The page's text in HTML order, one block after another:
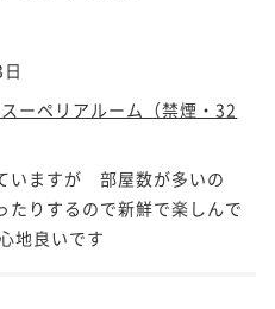
ーペリアルーム（禁煙・32
いますが 部屋数が多いの
りするので新鮮で楽しんで
地良いです